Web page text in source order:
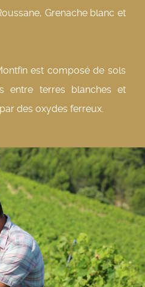
Grenache blanc et
est composé de sols
entre terres blanches et
des oxydes ferreux.